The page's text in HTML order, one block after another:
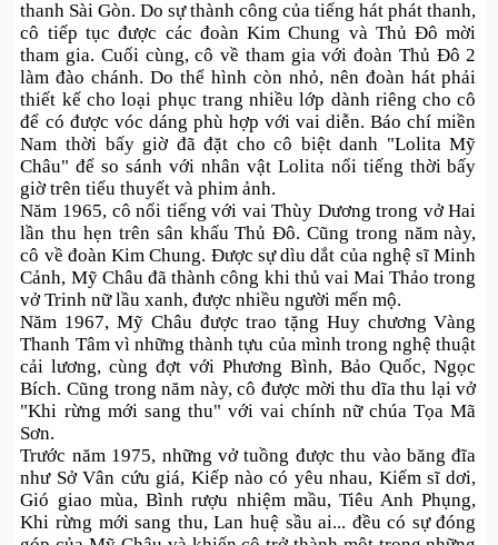
thanh Sài Gòn. Do sự thành công của tiếng hát phát thanh,
cô tiếp tục được các đoàn Kim Chung và Thủ Đô mời
tham gia. Cuối cùng, cô về tham gia với đoàn Thủ Đô 2
làm đào chánh. Do thể hình còn nhỏ, nên đoàn hát phải
thiết kế cho loại phục trang nhiều lớp dành riêng cho cô
để có được vóc dáng phù hợp với vai diễn. Báo chí miền
Nam thời bấy giờ đã đặt cho cô biệt danh "Lolita Mỹ
Châu" để so sánh với nhân vật Lolita nổi tiếng thời bấy
giờ trên tiểu thuyết và phim ảnh.
Năm 1965, cô nổi tiếng với vai Thùy Dương trong vở Hai
lần thu hẹn trên sân khấu Thủ Đô. Cũng trong năm này,
cô về đoàn Kim Chung. Được sự dìu dắt của nghệ sĩ Minh
Cảnh, Mỹ Châu đã thành công khi thủ vai Mai Thảo trong
vở Trinh nữ lầu xanh, được nhiều người mến mộ.
Năm 1967, Mỹ Châu được trao tặng Huy chương Vàng
Thanh Tâm vì những thành tựu của mình trong nghệ thuật
cải lương, cùng đợt với Phương Bình, Bảo Quốc, Ngọc
Bích. Cũng trong năm này, cô được mời thu dĩa thu lại vở
"Khi rừng mới sang thu" với vai chính nữ chúa Tọa Mã
Sơn.
Trước năm 1975, những vở tuồng được thu vào băng đĩa
như Sở Vân cứu giá, Kiếp nào có yêu nhau, Kiếm sĩ dơi,
Gió giao mùa, Bình rượu nhiệm mầu, Tiêu Anh Phụng,
Khi rừng mới sang thu, Lan huệ sầu ai... đều có sự đóng